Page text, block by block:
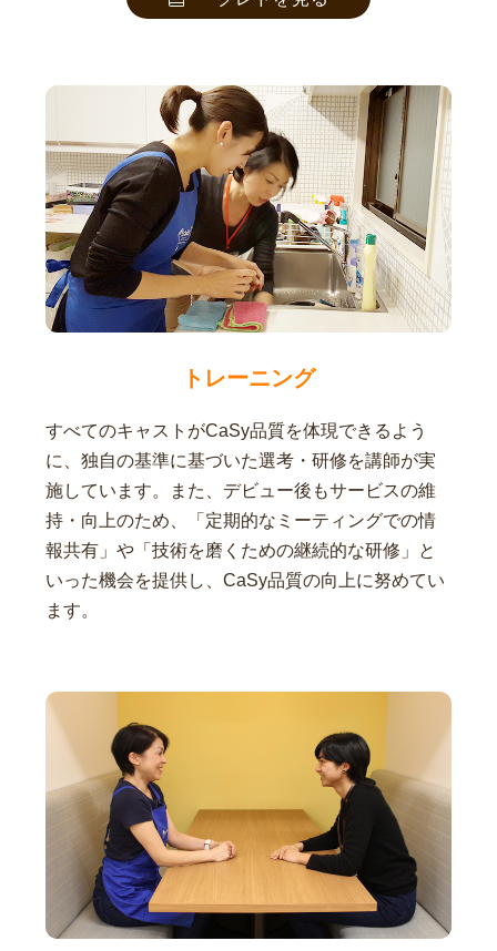
トレーニング
すべてのキャストがCaSy品質を体現できるよう
に、独自の基準に基づいた選考・研修を講師が実
施しています。また、デビュー後もサービスの維
持・向上のため、「定期的なミーティングでの情
報共有」や「技術を磨くための継続的な研修」と
いった機会を提供し、CaSy品質の向上に努めてい
ます。